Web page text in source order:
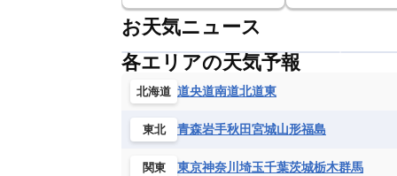
お天気ニュース
各エリアの天気予報
北海道 道央道南道北道東
東北 青森岩手秋田宮城山形福島
関東 東京神奈川 埼玉千葉茨城栃木群馬